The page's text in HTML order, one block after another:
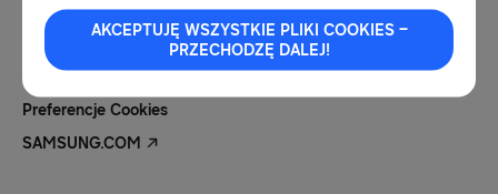
Nota Prawna
Polityka Prywatności
Pliki Cookies
Preferencje Cookies
SAMSUNG.COM
AKCEPTUJĘ WSZYSTKIE PLIKI COOKIES –
PRZECHODZĘ DALEJ!